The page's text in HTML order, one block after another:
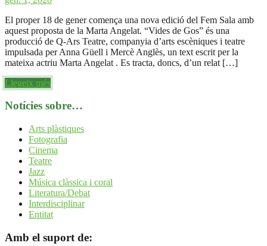
El proper 18 de gener comença una nova edició del Fem Sala amb
aquest proposta de la Marta Angelat. “Vides de Gos” és una
producció de Q-Ars Teatre, companyia d’arts escèniques i teatre
impulsada per Anna Güell i Mercè Anglès, un text escrit per la
mateixa actriu Marta Angelat . Es tracta, doncs, d’un relat […]
Llegeix més
Notícies sobre…
Arts plàstiques
Fotografia
Cinema
Teatre
Jazz
Música clàssica i coral
Literatura/Debat
Interdisciplinar
Entitat
Amb el suport de: